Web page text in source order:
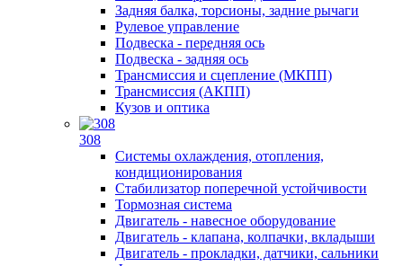
Задняя балка, торсионы, задние рычаги
Рулевое управление
Подвеска - передняя ось
Подвеска - задняя ось
Трансмиссия и сцепление (МКПП)
Трансмиссия (АКПП)
Кузов и оптика
308
Системы охлаждения, отопления,
кондиционирования
Стабилизатор поперечной устойчивости
Тормозная система
Двигатель - навесное оборудование
Двигатель - клапана, колпачки, вкладыши
Двигатель - прокладки, датчики, сальники